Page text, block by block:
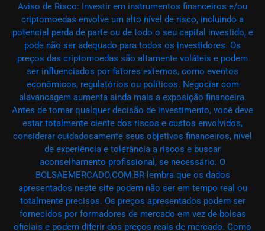
Aviso de Risco: Investir em instrumentos financeiros e/ou
criptomoedas envolve um alto nível de risco, incluindo a
potencial perda de parte ou de todo o seu capital investido, e
pode não ser adequado para todos os investidores. Os
preços das criptomoedas são altamente voláteis e podem
ser influenciados por fatores externos, como eventos
econômicos, regulatórios ou políticos. Negociar com
alavancagem aumenta ainda mais a exposição financeira.
Antes de tomar qualquer decisão de investimento, você deve
estar totalmente ciente dos riscos e custos envolvidos,
considerar cuidadosamente seus objetivos financeiros, nível
de experiência e tolerância a riscos e buscar
aconselhamento profissional, se necessário. O
BOLSAEMERCADO.COM.BR lembra que os dados
apresentados neste site podem não ser em tempo real ou
totalmente precisos. Os preços apresentados podem ser
fornecidos por formadores de mercado em vez de bolsas
oficiais e podem diferir dos preços reais de mercado. Como